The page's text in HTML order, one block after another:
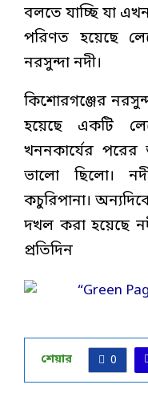
বলতে যাচ্ছি যা
পরিণত হয়েছে
নরসুন্দা নদী।
কিশোরগঞ্জের
হয়েছে একটি
খননকার্যের
ভালো ছিলো।
কচুরিপানা।
দখল করা হয়েছে
প্রতিদিন
শেয়ার 0